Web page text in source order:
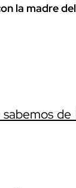
la madre